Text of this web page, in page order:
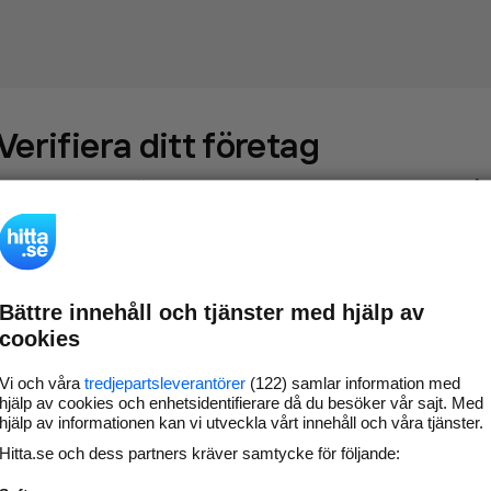
ditt företag
som69 574företag - ta kontroll över din företagssida på
hitta.se och syns bättre mot kunder i ditt närområde. Helt
kostnadsfritt.
Uppdatera din
företagsinformation
Svara på och hantera dina
Gå vidare
Bättre innehåll och tjänster med hjälp av
cookies
Vi och våra tredjepartsleverantörer (122) samlar information med
hjälp av cookies och enhetsidentifierare då du besöker vår sajt. Med
hjälp av informationen kan vi utveckla vårt innehåll och våra tjänster.
Hitta.se och dess partners kräver samtycke för följande: